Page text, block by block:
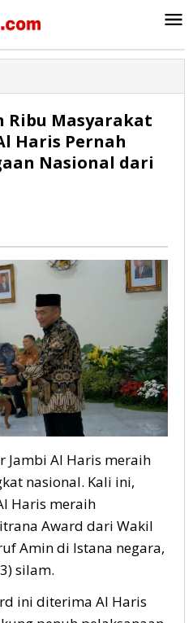
Ribu Masyarakat
Haris Pernah
Nasional dari
Jambi Al Haris meraih
nasional. Kali ini,
Haris meraih
Award dari Wakil
Amin di Istana negara,
silam.
ini diterima Al Haris